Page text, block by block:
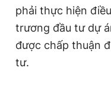
phải thực hiện
trương đầu tư dự
được chấp thuận
tư.